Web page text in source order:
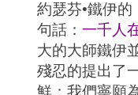
約瑟芬•鐵伊
句話： 一千人
大的大師鐵伊
殘忍的提出了
鮮：我們寧願